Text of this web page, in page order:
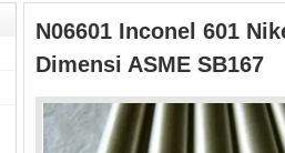
N06601 Inconel 601
Dimensi ASME SB167